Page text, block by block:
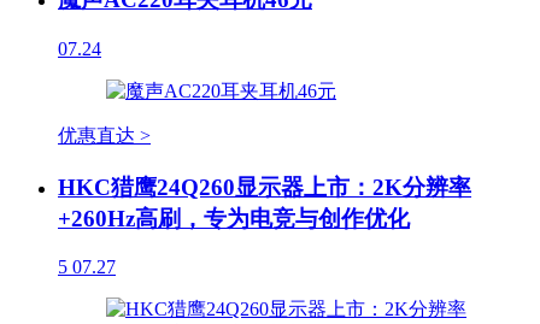
07.24
优惠直达 >
HKC猎鹰24Q260显示器上市：2K分辨率
+260Hz高刷，专为电竞与创作优化
5 07.27